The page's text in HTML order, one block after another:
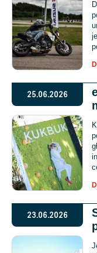
25.06.2026
23.06.2026